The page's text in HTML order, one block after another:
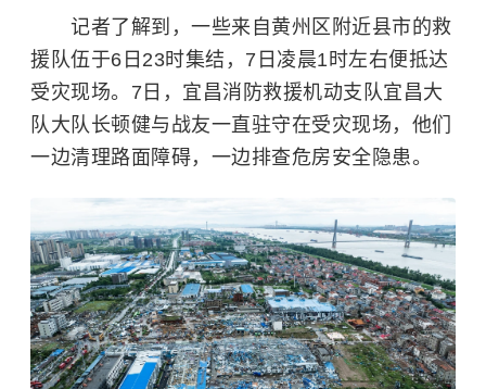
记者了解到，一些来自黄州区附近县市的救
援队伍于6日23时集结，7日凌晨1时左右便抵达
受灾现场。7日，宜昌消防救援机动支队宜昌大
队大队长顿健与战友一直驻守在受灾现场，他们
一边清理路面障碍，一边排查危房安全隐患。